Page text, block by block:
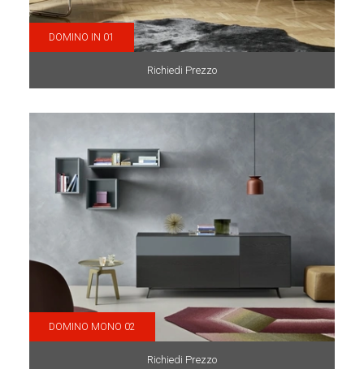
DOMINO IN 01
Richiedi Prezzo
DOMINO MONO 02
Richiedi Prezzo